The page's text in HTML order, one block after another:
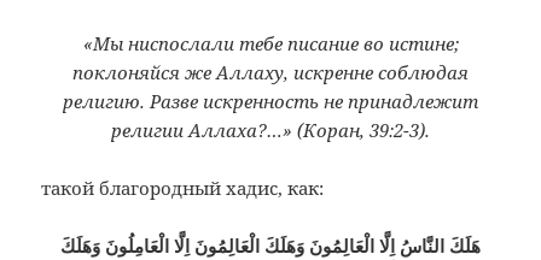
«Мы ниспослали тебе писание во истине;
поклоняйся же Аллаху, искренне соблюдая
религию. Разве искренность не принадлежит
религии Аллаха?…» (Коран, 39:2-3).
такой благородный хадис, как:
هَلَكَ النَّاسُ اِلَّا الْعَالِمُونَ وَهَلَكَ الْعَالِمُونَ اِلَّا الْعَامِلُونَ وَهَلَكَ